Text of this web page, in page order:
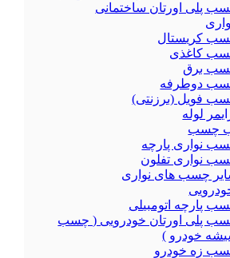
پلی اورتان ساختمانی
کریستال
کاغذی
برق
دوطرفه
فویل (برزنتی)
لوله
چسب
نواری پارچه
نواری تفلون
چسب های نواری
پارچه اتومبیلی
پلی اورتان خودرویی ( چسب
خودرو )
زه خودرو